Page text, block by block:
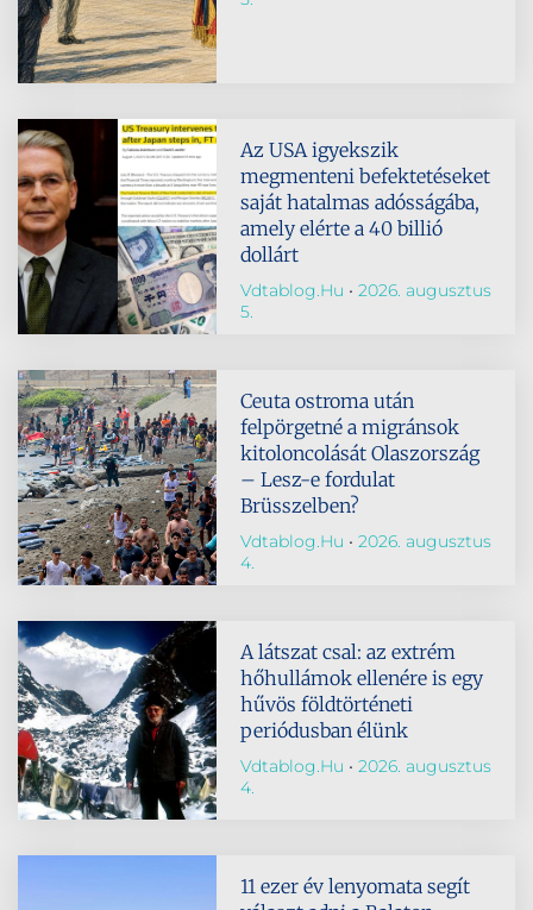
Az USA igyekszik
megmenteni befektetéseket
saját hatalmas adósságába,
amely elérte a 40 billió
dollárt
Vdtablog.hu
2026. augusztus
5.
Ceuta ostroma után
felpörgetné a migránsok
kitoloncolását Olaszország
– Lesz-e fordulat
Brüsszelben?
Vdtablog.hu
2026. augusztus
4.
A látszat csal: az extrém
hőhullámok ellenére is egy
hűvös földtörténeti
periódusban élünk
Vdtablog.hu
2026. augusztus
4.
11 ezer év lenyomata segít